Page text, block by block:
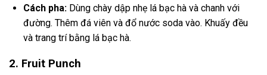
Cách pha: Dùng chày dập nhẹ lá bạc hà và chanh với
đường. Thêm đá viên và đổ nước soda vào. Khuấy đều
và trang trí bằng lá bạc hà.
2. Fruit Punch